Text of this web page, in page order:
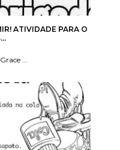
ATIVIDADE PARA O
...